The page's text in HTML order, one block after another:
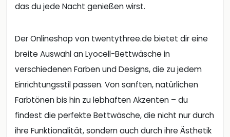
das du jede Nacht genießen wirst.
Der Onlineshop von twentythree.de bietet dir eine
breite Auswahl an Lyocell-Bettwäsche in
verschiedenen Farben und Designs, die zu jedem
Einrichtungsstil passen. Von sanften, natürlichen
Farbtönen bis hin zu lebhaften Akzenten – du
findest die perfekte Bettwäsche, die nicht nur durch
ihre Funktionalität, sondern auch durch ihre Ästhetik